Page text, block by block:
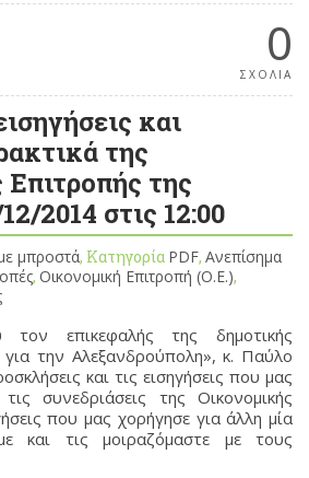
0
ΣΧΟΛΙΑ
και
της
της
2014 στις 12:00
μπροστά, Κατηγορία PDF, Ανεπίσημα
, Οικονομική Επιτροπή (Ο.Ε.),
τον επικεφαλής της δημοτικής
την Αλεξανδρούπολη», κ. Παύλο
και τις εισηγήσεις που μας
συνεδριάσεις της Οικονομικής
που μας χορήγησε για άλλη μία
και τις μοιραζόμαστε με τους